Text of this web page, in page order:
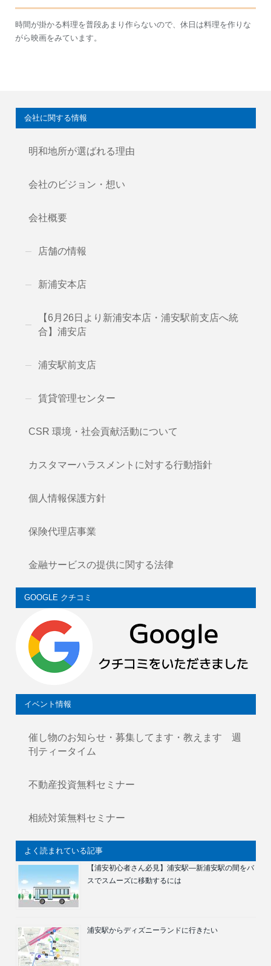
時間が掛かる料理を普段あまり作らないので、休日は料理を作りな
がら映画をみています。
会社に関する情報
明和地所が選ばれる理由
会社のビジョン・想い
会社概要
店舗の情報
新浦安本店
【6月26日より新浦安本店・浦安駅前支店へ統
合】浦安店
浦安駅前支店
賃貸管理センター
CSR 環境・社会貢献活動について
カスタマーハラスメントに対する行動指針
個人情報保護方針
保険代理店事業
金融サービスの提供に関する法律
GOOGLE クチコミ
イベント情報
催し物のお知らせ・募集してます・教えます 週
刊ティータイム
不動産投資無料セミナー
相続対策無料セミナー
よく読まれている記事
【浦安初心者さん必見】浦安駅―新浦安駅の間をバ
スでスムーズに移動するには
浦安駅からディズニーランドに行きたい